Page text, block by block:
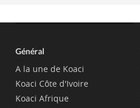
Général
A la une de Koaci
Koaci Côte d'Ivoire
Koaci Afrique